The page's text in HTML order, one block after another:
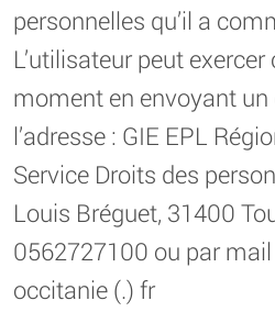
personnelles qu’il a
L’utilisateur peut
moment en envoyant un
l’adresse : GIE EPL
Service Droits des
Louis Bréguet, 31400
0562727100 ou par
occitanie (.) fr